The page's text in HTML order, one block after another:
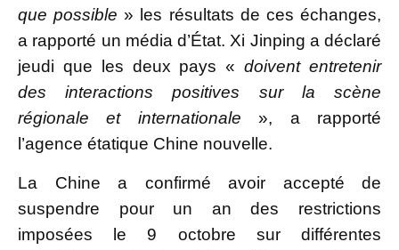
que possible » les résultats de ces échanges,
a rapporté un média d’État. Xi Jinping a déclaré
jeudi que les deux pays «doivent entretenir
des interactions positives sur la scène
régionale et internationale », a rapporté
l’agence étatique Chine nouvelle.
La Chine a confirmé avoir accepté de
suspendre pour un an des restrictions
imposées le 9 octobre sur différentes